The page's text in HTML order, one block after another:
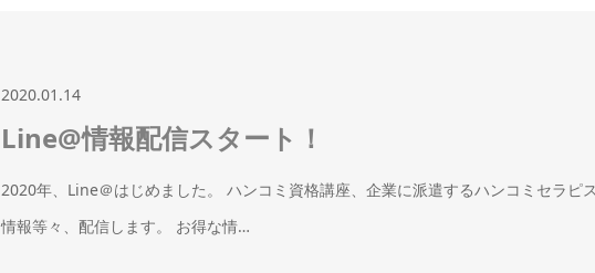
2020.01.14
Line@情報配信スタート！
2020年、Line＠はじめました。 ハンコミ資格講座、企業に派遣するハンコミセラピ
情報等々、配信します。 お得な情…